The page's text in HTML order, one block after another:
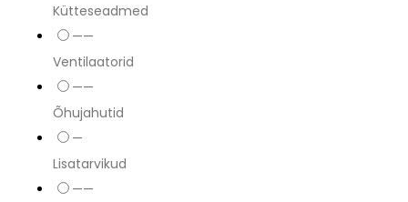
Kütteseadmed
——
Ventilaatorid
——
Õhujahutid
—
Lisatarvikud
——